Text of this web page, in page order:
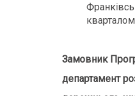
Замовник
департамент